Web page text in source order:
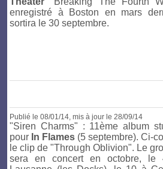
enregistré à Boston en mars
sortira le 30 septembre.
Publié le 08/01/14, mis à jour le 28/09/14
"Siren Charms" : 11ème album
pour In Flames (5 septembre). Ci-
le clip de "Through Oblivion". Le
sera en concert en octobre, le